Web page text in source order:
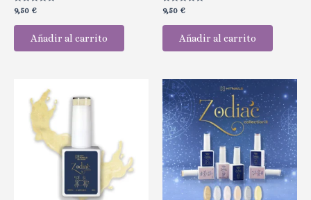
Valorado
con
0
9,50 €
Añadir al carrito
Valorado
con
0
9,50 €
Añadir al carrito